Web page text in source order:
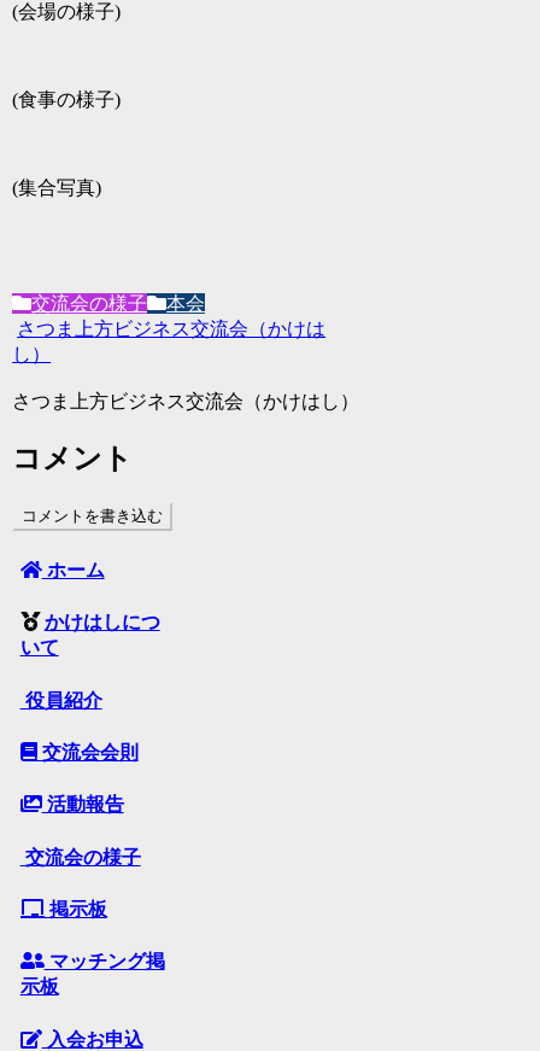
(会場の様子)
(食事の様子)
(集合写真)
交流会の様子
本会
さつま上方ビジネス交流会（かけは
し）
さつま上方ビジネス交流会（かけはし）
コメント
コメントを書き込む
ホーム
かけはしにつ
いて
役員紹介
交流会会則
活動報告
交流会の様子
掲示板
マッチング掲
示板
入会お申込